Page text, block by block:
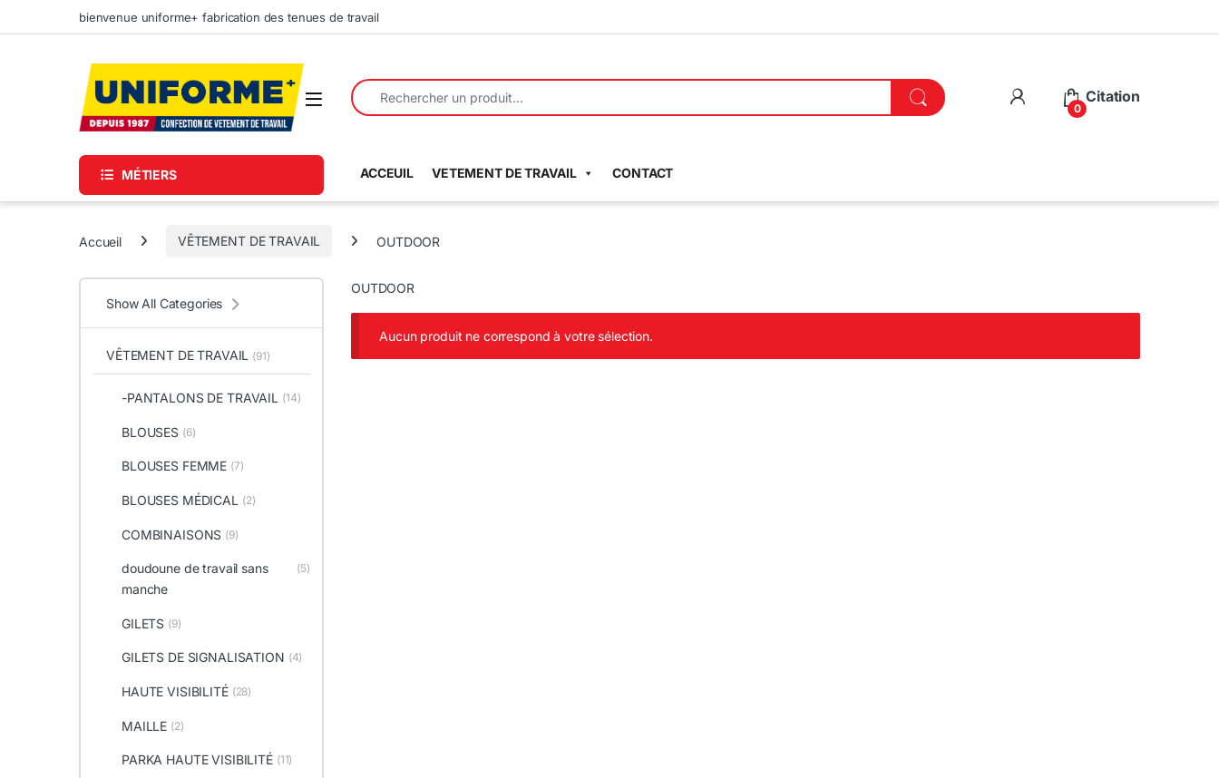
Skip to navigation
Skip to contentbienvenue uniforme+ fabrication des tenues de travail
Search for:
0
Citation
MÉTIERS ACCEUIL VETEMENT DE TRAVAIL CONTACT
Accueil VÊTEMENT DE TRAVAIL OUTDOOR
OUTDOOR
Aucun produit ne correspond à votre sélection.
Show All Categories
VÊTEMENT DE TRAVAIL (91)
-PANTALONS DE TRAVAIL (14)
BLOUSES (6)
BLOUSES FEMME (7)
BLOUSES MÉDICAL (2)
COMBINAISONS (9)
doudoune de travail sans
manche
(5)
GILETS (9)
GILETS DE SIGNALISATION (4)
HAUTE VISIBILITÉ (28)
MAILLE (2)
PARKA HAUTE VISIBILITÉ (11)